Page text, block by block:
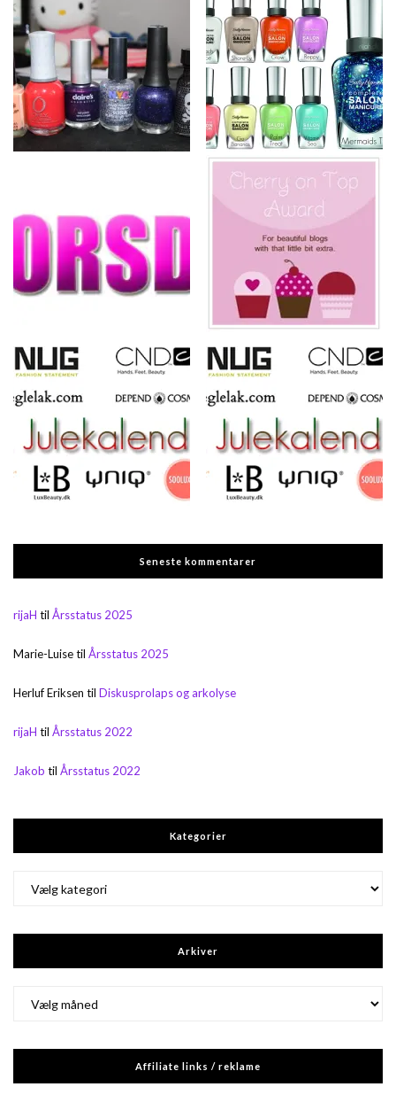
Seneste kommentarer
rijaH til Årsstatus 2025
Marie-Luisetil Årsstatus 2025
Herluf Eriksen til Diskusprolaps og arkolyse
rijaH til Årsstatus 2022
Jakob til Årsstatus 2022
Kategorier
Arkiver
Affiliate links / reklame